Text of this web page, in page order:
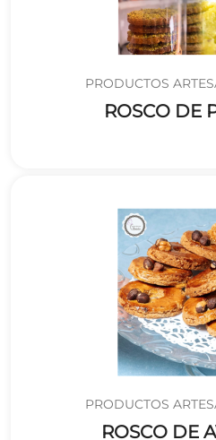
PRODUCTOS
ROSCO DE
PRODUCTOS
ROSCO DE